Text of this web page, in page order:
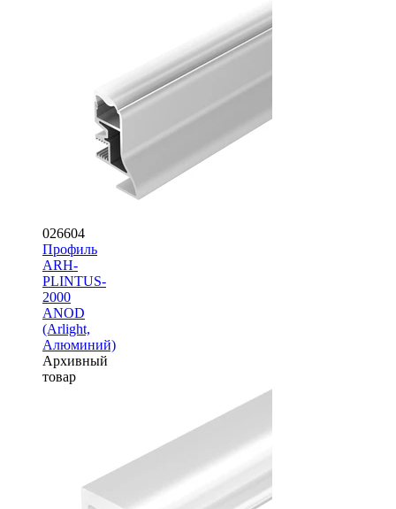
026604
Профиль
ARH-
PLINTUS-
2000
ANOD
(Arlight,
Алюминий)
Архивный
товар